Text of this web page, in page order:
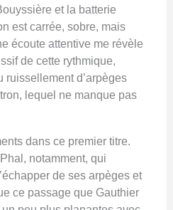
et la batterie
est carrée, sobre, mais
écoute attentive me révèle
de cette rythmique,
ruissellement d’arpèges
lequel ne manque pas
dans ce premier titre.
notamment, qui
de ses arpèges et
ce passage que Gauthier